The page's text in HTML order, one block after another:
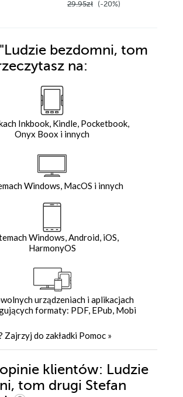
29.95zł (-20%)
"Ludzie bezdomni, tom
na:
Inkbook, Kindle, Pocketbook,
Onyx Boox i innych
Windows, MacOS i innych
Windows, Android, iOS,
HarmonyOS
urządzeniach i aplikacjach
formaty: PDF, EPub, Mobi
Zajrzyj do zakładki Pomoc »
klientów: Ludzie
tom drugi Stefan